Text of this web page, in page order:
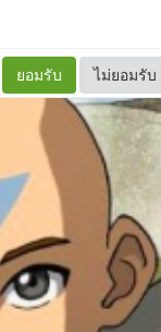
ยอมรับ ไม่ยอมรับ